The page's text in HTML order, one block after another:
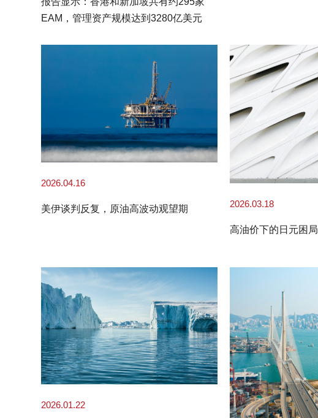
EAM，管理资产规模达到3280亿美元
2026.04.16
美伊谈判反复，原油高波动观望期 2026.03.18
高油价下的日元困局
2026.01.22